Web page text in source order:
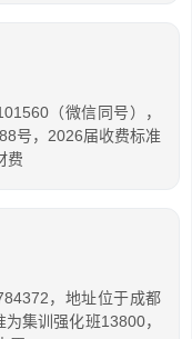
（微信同号），
号，2026届收费标准
费
，地址位于成都
集训强化班13800，